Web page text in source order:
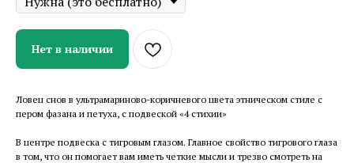
Нет в наличии
Ловец снов в ультрамариново-коричневого цвета этническом стиле с
пером фазана и петуха, с подвеской «4 стихии»
В центре подвеска с тигровым глазом. Главное свойство тигрового глаза
в том, что он помогает вам иметь четкие мысли и трезво смотреть на